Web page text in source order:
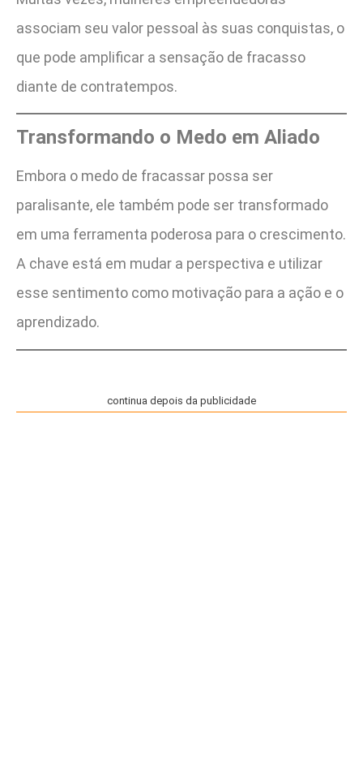
associam seu valor pessoal às suas conquistas, o
que pode amplificar a sensação de fracasso
diante de contratempos.
Transformando o Medo em Aliado
Embora o medo de fracassar possa ser
paralisante, ele também pode ser transformado
em uma ferramenta poderosa para o crescimento.
A chave está em mudar a perspectiva e utilizar
esse sentimento como motivação para a ação e o
aprendizado.
continua depois da publicidade